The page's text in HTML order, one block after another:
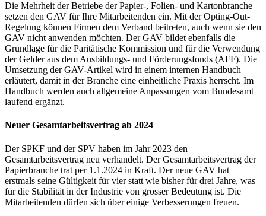
Die Mehrheit der Betriebe der Papier-, Folien- und Kartonbranche
setzen den GAV für Ihre Mitarbeitenden ein. Mit der Opting-Out-
Regelung können Firmen dem Verband beitreten, auch wenn sie den
GAV nicht anwenden möchten. Der GAV bildet ebenfalls die
Grundlage für die Paritätische Kommission und für die Verwendung
der Gelder aus dem Ausbildungs- und Förderungsfonds (AFF). Die
Umsetzung der GAV-Artikel wird in einem internen Handbuch
erläutert, damit in der Branche eine einheitliche Praxis herrscht. Im
Handbuch werden auch allgemeine Anpassungen vom Bundesamt
laufend ergänzt.
Neuer Gesamtarbeitsvertrag ab 2024
Der SPKF und der SPV haben im Jahr 2023 den
Gesamtarbeitsvertrag neu verhandelt. Der Gesamtarbeitsvertrag der
Papierbranche trat per 1.1.2024 in Kraft. Der neue GAV hat
erstmals seine Gültigkeit für vier statt wie bisher für drei Jahre, was
für die Stabilität in der Industrie von grosser Bedeutung ist. Die
Mitarbeitenden dürfen sich über einige Verbesserungen freuen.